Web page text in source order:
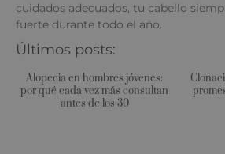
cuidados adecuados, tu cabello
fuerte durante todo el año.
Últimos posts:
Alopecia en hombres jóvenes:
por qué cada vez más consultan
antes de los 30